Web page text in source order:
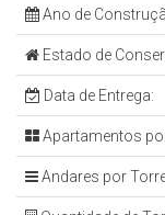
Ano de
Estado de
Data de Entrega:
Apartamentos
Andares por